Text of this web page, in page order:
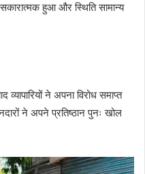
हुआ और स्थिति सामान्य
ने अपना विरोध समाप्त
ने अपने प्रतिष्ठान पुनः खोल